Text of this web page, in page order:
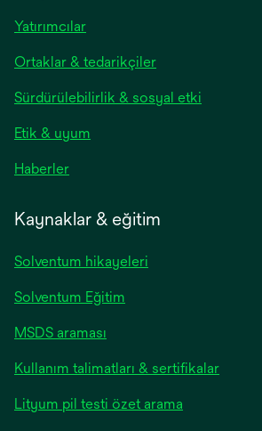
Yatırımcılar
Ortaklar & tedarikçiler
Sürdürülebilirlik & sosyal etki
Etik & uyum
Haberler
Kaynaklar & eğitim
Solventum hikayeleri
Solventum Eğitim
MSDS araması
a
new
Kullanım talimatları & sertifikalaropens
Lityum pil testi özet arama